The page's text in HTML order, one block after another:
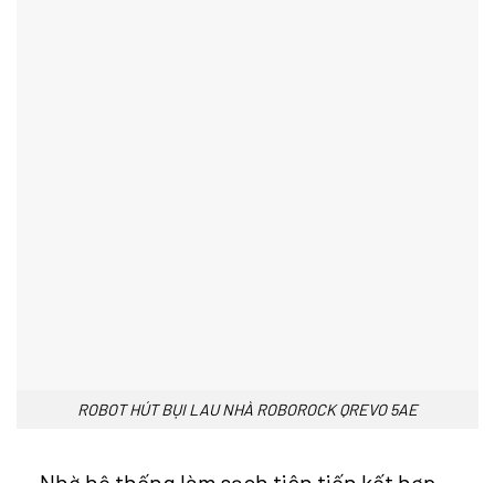
ROBOT HÚT BỤI LAU NHÀ ROBOROCK QREVO 5AE